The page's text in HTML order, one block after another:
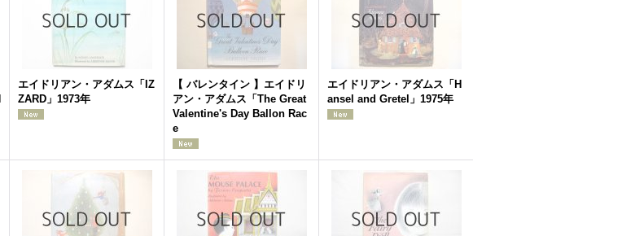
エイドリアン・アダムス「IZ
ZARD」1973年
【 バレンタイン 】エイドリ
アン・アダムス「The Great
Valentine's Day Ballon Rac
e
エイドリアン・アダムス「H
ansel and Gretel」1975年